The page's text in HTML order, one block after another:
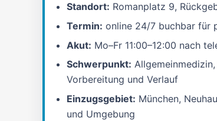
Standort: Romanplatz 9,
Termin: online 24/7 buchbar für
Akut: Mo–Fr 11:00–12:00 nach
Schwerpunkt:
Vorbereitung und Verlauf
Einzugsgebiet: München,
und Umgebung